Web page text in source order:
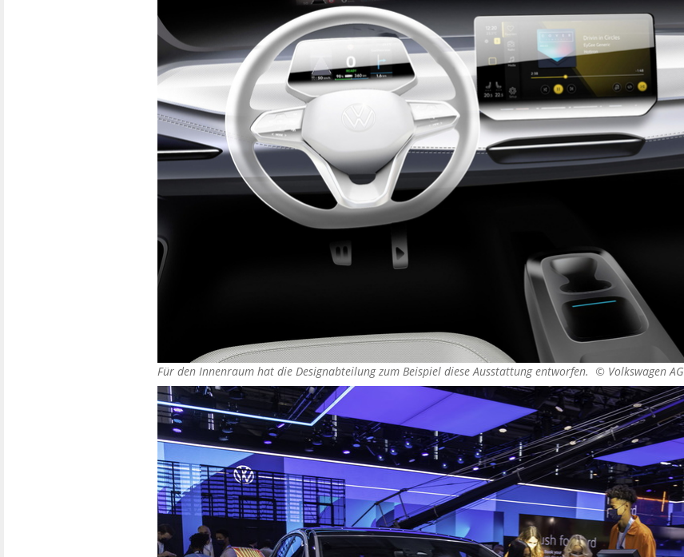
Für den Innenraum hat die Designabteilung zum Beispiel diese Ausstattung entworfen. © Volkswagen AG